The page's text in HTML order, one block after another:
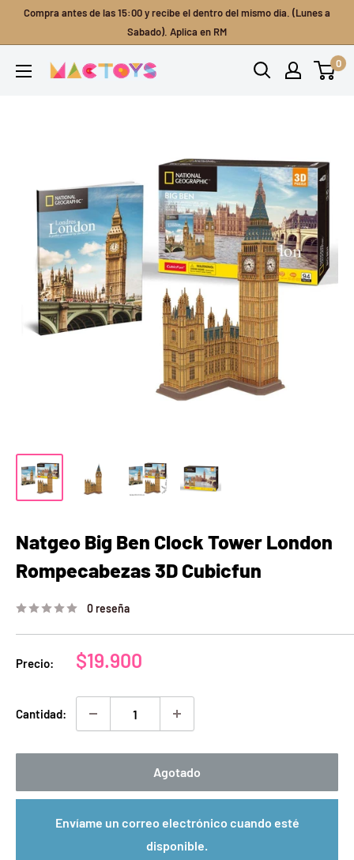
contenido
Compra antes de las 15:00 y recibe el dentro del mismo dia. (Lunes a
Sabado). Aplica en RM
Mactoys
0
Natgeo Big Ben Clock Tower London
Rompecabezas 3D Cubicfun
0 reseña
Precio:
Precio
venta
$19.900
Cantidad:
Agotado
Envíame un correo electrónico cuando esté
disponible.